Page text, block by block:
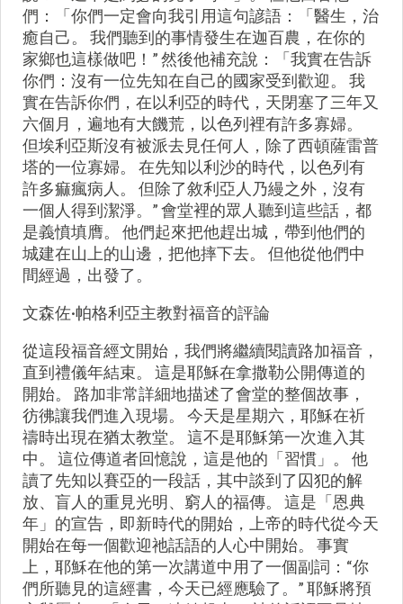
們：「你們一定會向我引用這句諺語：「醫生，治
癒自己。 我們聽到的事情發生在迦百農，在你的
家鄉也這樣做吧！” 然後他補充說：「我實在告訴
你們：沒有一位先知在自己的國家受到歡迎。 我
實在告訴你們，在以利亞的時代，天閉塞了三年又
六個月，遍地有大饑荒，以色列裡有許多寡婦。
但埃利亞斯沒有被派去見任何人，除了西頓薩雷普
塔的一位寡婦。 在先知以利沙的時代，以色列有
許多痲瘋病人。 但除了敘利亞人乃縵之外，沒有
一個人得到潔淨。” 會堂裡的眾人聽到這些話，都
是義憤填膺。 他們起來把他趕出城，帶到他們的
城建在山上的山邊，把他摔下去。 但他從他們中
間經過，出發了。
文森佐·帕格利亞主教對福音的評論
從這段福音經文開始，我們將繼續閱讀路加福音，
直到禮儀年結束。 這是耶穌在拿撒勒公開傳道的
開始。 路加非常詳細地描述了會堂的整個故事，
彷彿讓我們進入現場。 今天是星期六，耶穌在祈
禱時出現在猶太教堂。 這不是耶穌第一次進入其
中。 這位傳道者回憶說，這是他的「習慣」。 他
讀了先知以賽亞的一段話，其中談到了囚犯的解
放、盲人的重見光明、窮人的福傳。 這是「恩典
年」的宣告，即新時代的開始，上帝的時代從今天
開始在每一個歡迎祂話語的人心中開始。 事實
上，耶穌在他的第一次講道中用了一個副詞：“你
們所聽見的這經書，今天已經應驗了。” 耶穌將預